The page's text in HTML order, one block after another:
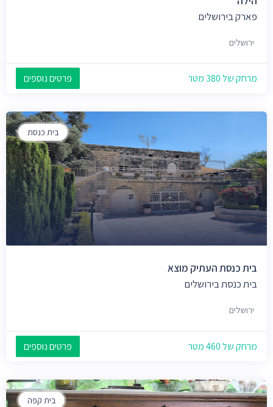
פארק בירושלים
ירושלים
מרחק של 380 מטר פרטים נוספים
בית כנסת
בית כנסת העתיק מוצא
בית כנסת בירושלים
ירושלים
מרחק של 460 מטר פרטים נוספים
בית קפה